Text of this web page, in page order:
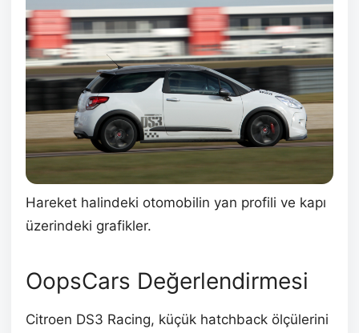
Hareket halindeki otomobilin yan profili ve kapı
üzerindeki grafikler.
OopsCars Değerlendirmesi
Citroen DS3 Racing, küçük hatchback ölçülerini